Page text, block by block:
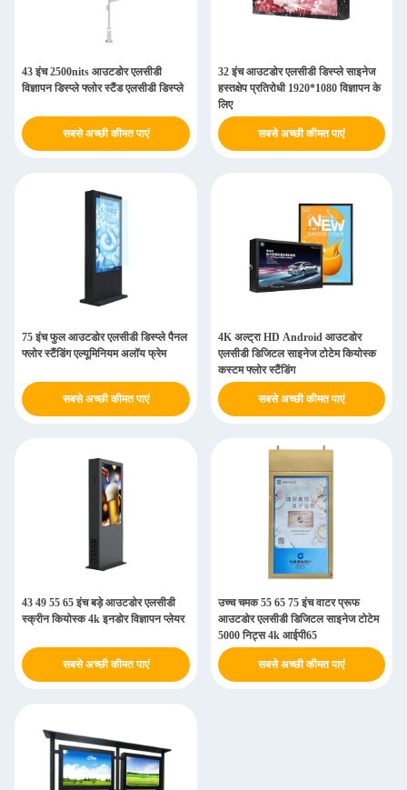
43 इंच 2500nits आउटडोर एलसीडी
विज्ञापन डिस्प्ले फ्लोर स्टैंड एलसीडी डिस्प्ले
सबसे अच्छी कीमत पाएं
32 इंच आउटडोर एलसीडी डिस्प्ले साइनेज
हस्तक्षेप प्रतिरोधी 1920*1080 विज्ञापन के
लिए
सबसे अच्छी कीमत पाएं
75 इंच फुल आउटडोर एलसीडी डिस्प्ले पैनल
फ्लोर स्टैंडिंग एल्यूमिनियम अलॉय फ्रेम
सबसे अच्छी कीमत पाएं
4K अल्ट्रा HD Android आउटडोर
एलसीडी डिजिटल साइनेज टोटेम कियोस्क
कस्टम फ्लोर स्टैंडिंग
सबसे अच्छी कीमत पाएं
43 49 55 65 इंच बड़े आउटडोर एलसीडी
स्क्रीन कियोस्क 4k इनडोर विज्ञापन प्लेयर
सबसे अच्छी कीमत पाएं
उच्च चमक 55 65 75 इंच वाटर प्रूफ
आउटडोर एलसीडी डिजिटल साइनेज टोटेम
5000 निट्स 4k आईपी65
सबसे अच्छी कीमत पाएं